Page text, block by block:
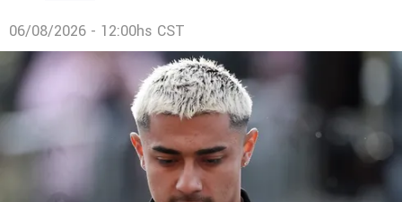
06/08/2026 - 12:00hs CST